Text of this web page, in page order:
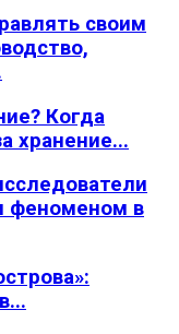
своим
Когда
хранение...
феноменом в